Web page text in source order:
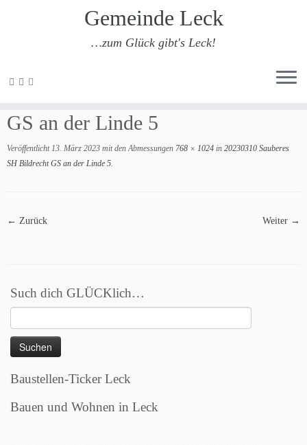
Zum
Gemeinde Leck
…zum Glück gibt's Leck!
GS an der Linde 5
Veröffentlicht 13. März 2023 mit den Abmessungen 768 × 1024 in 20230310 Sauberes
SH Bildrecht GS an der Linde 5.
← Zurück Weiter →
Such dich GLÜCKlich…
nach:
Baustellen-Ticker Leck
Bauen und Wohnen in Leck